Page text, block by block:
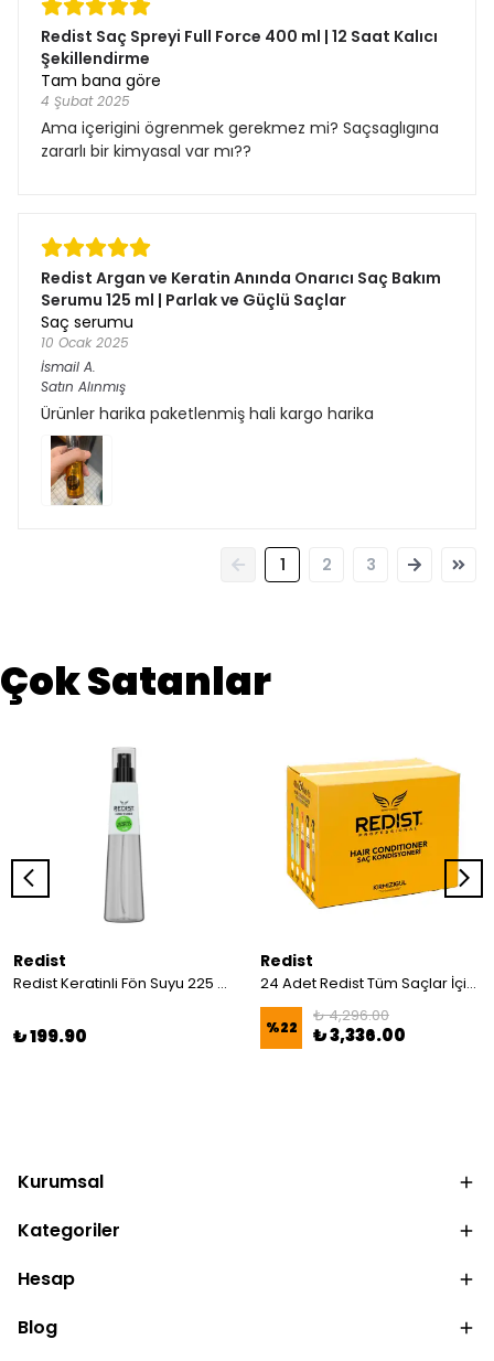
Redist Saç Spreyi Full Force 400 ml | 12 Saat Kalıcı
Şekillendirme
Tam bana göre
4 Şubat 2025
Ama içerigini ögrenmek gerekmez mi? Saçsaglıgına
zararlı bir kimyasal var mı??
Redist Argan ve Keratin Anında Onarıcı Saç Bakım
Serumu 125 ml | Parlak ve Güçlü Saçlar
Saç serumu
10 Ocak 2025
İsmail A.
Satın Alınmış
Ürünler harika paketlenmiş hali kargo harika
1 2 3
Çok Satanlar
Redist
Redist Keratinli Fön Suyu 225 ml | Onarıcı Etkiyle Pürüzsüz ve Parlak Saçlar
₺ 199.90
Redist
24 Adet Redist Tüm Saçlar İçin Fön Suyu 400 ML
%22
₺ 4,296.00
₺ 3,336.00
Kurumsal
Kategoriler
Hesap
Blog